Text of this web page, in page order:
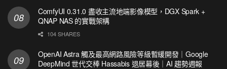
ComfyUI 0.31.0 盡收主流地端影像模型，DGX Spark +
QNAP NAS 的實戰架構
104 SHARES
OpenAI Astra 觸及最高網路風險等級暫緩開發｜Google
DeepMind 世代交棒 Hassabis 退居幕後｜AI 趨勢週報